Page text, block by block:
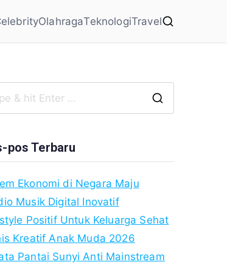
OlahragaTeknologiTravel
pos Terbaru
Ekonomi di Negara Maju
Musik Digital Inovatif
Positif Untuk Keluarga Sehat
Kreatif Anak Muda 2026
Pantai Sunyi Anti Mainstream